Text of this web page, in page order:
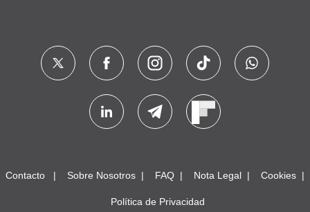
Contacto Sobre Nosotros FAQ Nota Legal Cookies
Política de Privacidad